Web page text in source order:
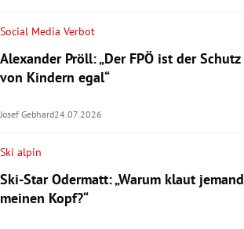
Social Media Verbot
Alexander Pröll: „Der FPÖ ist der Schutz
von Kindern egal“
Josef Gebhard24.07.2026
Ski alpin
Ski-Star Odermatt: „Warum klaut jemand
meinen Kopf?“